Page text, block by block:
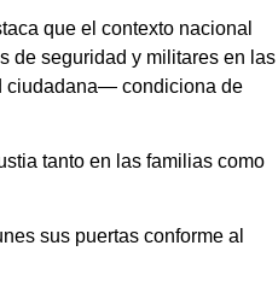
que el contexto nacional
de seguridad y militares en las
ciudadana— condiciona de
tanto en las familias como
sus puertas conforme al